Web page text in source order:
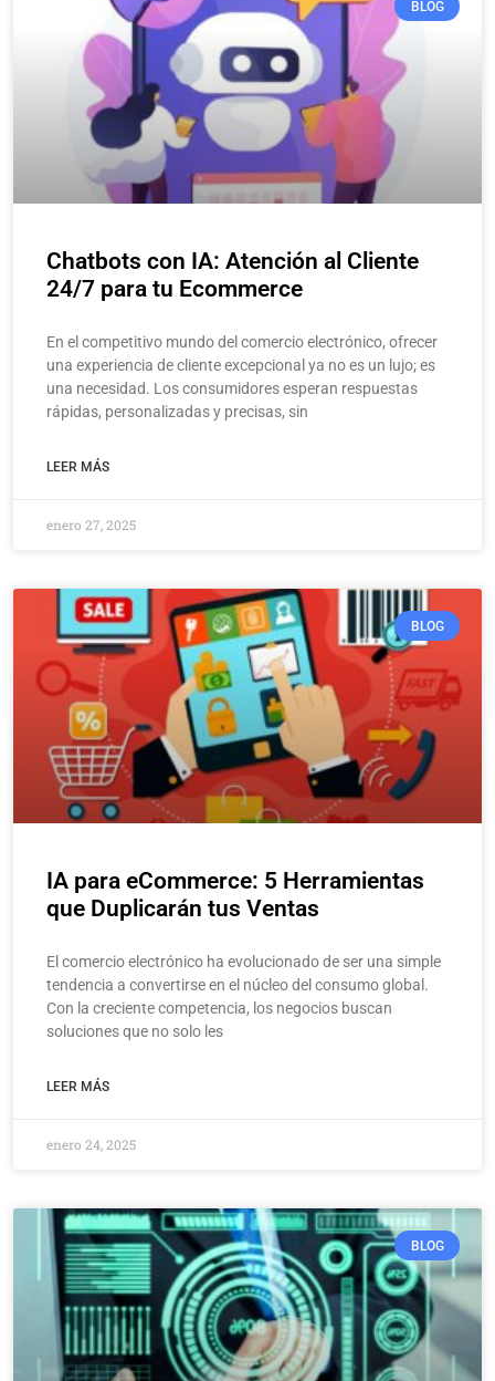
BLOG
Chatbots con IA: Atención al Cliente
24/7 para tu Ecommerce
En el competitivo mundo del comercio electrónico, ofrecer
una experiencia de cliente excepcional ya no es un lujo; es
una necesidad. Los consumidores esperan respuestas
rápidas, personalizadas y precisas, sin
LEER MÁS
enero 27, 2025
BLOG
IA para eCommerce: 5 Herramientas
que Duplicarán tus Ventas
El comercio electrónico ha evolucionado de ser una simple
tendencia a convertirse en el núcleo del consumo global.
Con la creciente competencia, los negocios buscan
soluciones que no solo les
LEER MÁS
enero 24, 2025
BLOG